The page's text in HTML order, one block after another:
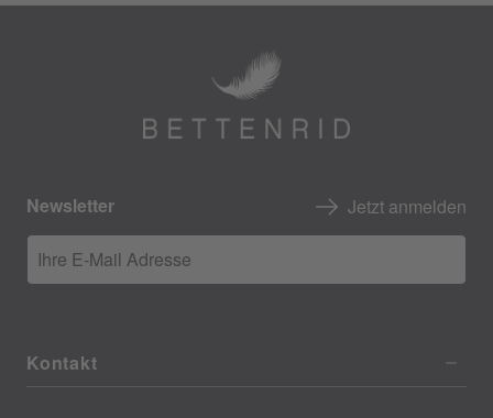
Newsletter Jetzt anmelden
Ihre E-Mail Adresse
Kontakt